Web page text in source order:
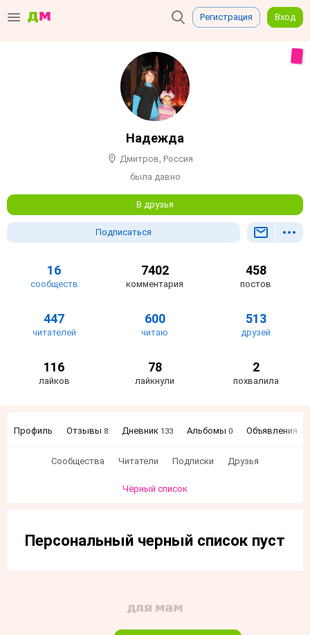
Регистрация Вход
Надежда
Дмитров, Россия
была давно
В друзья
Подписаться
16
сообществ
7402
комментария
458
постов
447
читателей
600
читаю
513
друзей
116
лайков
78
лайкнули
2
похвалила
Профиль Отзывы 8 Дневник 133 Альбомы 0 Объявления
Сообщества Читатели Подписки Друзья
Чёрный список
Персональный черный список пуст